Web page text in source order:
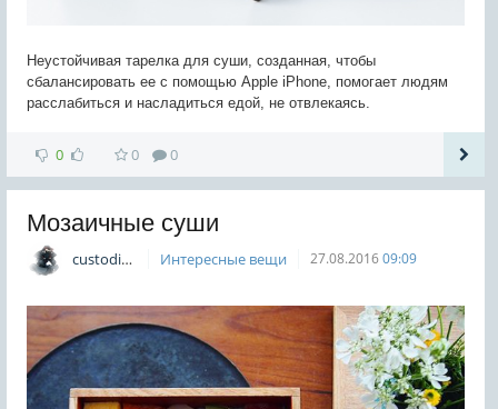
Неустойчивая тарелка для суши, созданная, чтобы
сбалансировать ее с помощью Apple iPhone, помогает людям
расслабиться и насладиться едой, не отвлекаясь.
0 0 0
Мозаичные суши
custodian Интересные вещи 27.08.2016 09:09